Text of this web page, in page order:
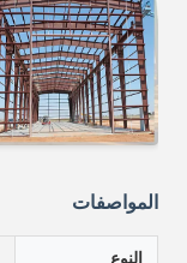
المواصفات
النوع